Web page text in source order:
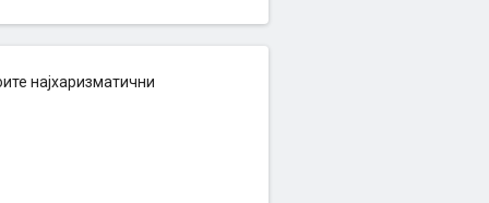
најхаризматични